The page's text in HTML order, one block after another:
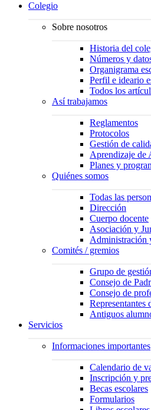
Colegio
Sobre nosotros
Historia del
Números y
Organigrama
Perfil e ideario
Todos los
Así trabajamos
Reglamentos
Protocolos
Gestión de
Aprendizaje de
Planes y
Quiénes somos
Todas las
Dirección
Cuerpo docente
Asociación y
Administración
Comités / gremios
Grupo de
Consejo de
Consejo de
Representantes
Antiguos
Servicios
Informaciones importantes
Calendario de
Inscripción y
Becas escolares
Formularios